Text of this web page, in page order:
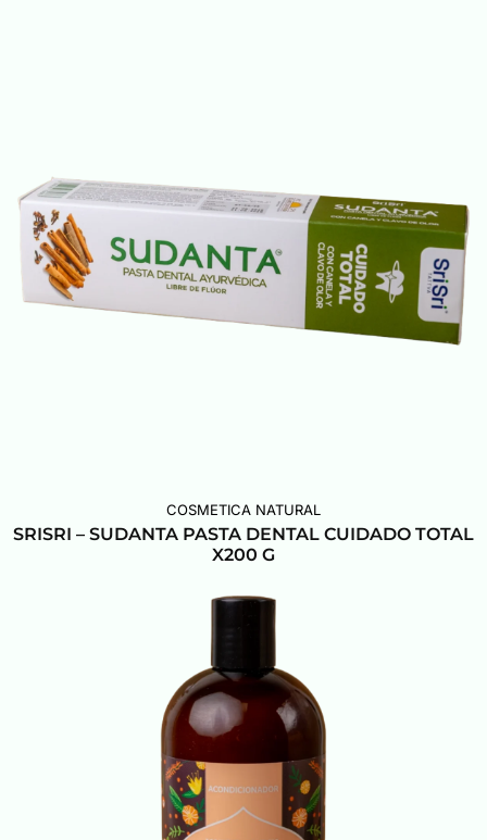
COSMETICA NATURAL
SRISRI – SUDANTA PASTA DENTAL CUIDADO TOTAL
X200 G